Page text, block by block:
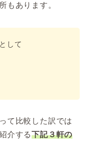
もあります。
して
て比較した訳では
介する下記３軒の